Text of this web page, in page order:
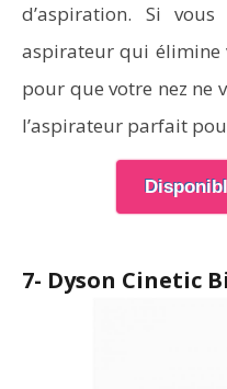
d’aspiration. Si
aspirateur qui élimine
pour que votre nez ne
l’aspirateur parfait
7- Dyson Cinetic